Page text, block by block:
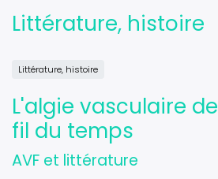
Littérature, histoire
Littérature, histoire
L'algie vasculaire
fil du temps
AVF et littérature